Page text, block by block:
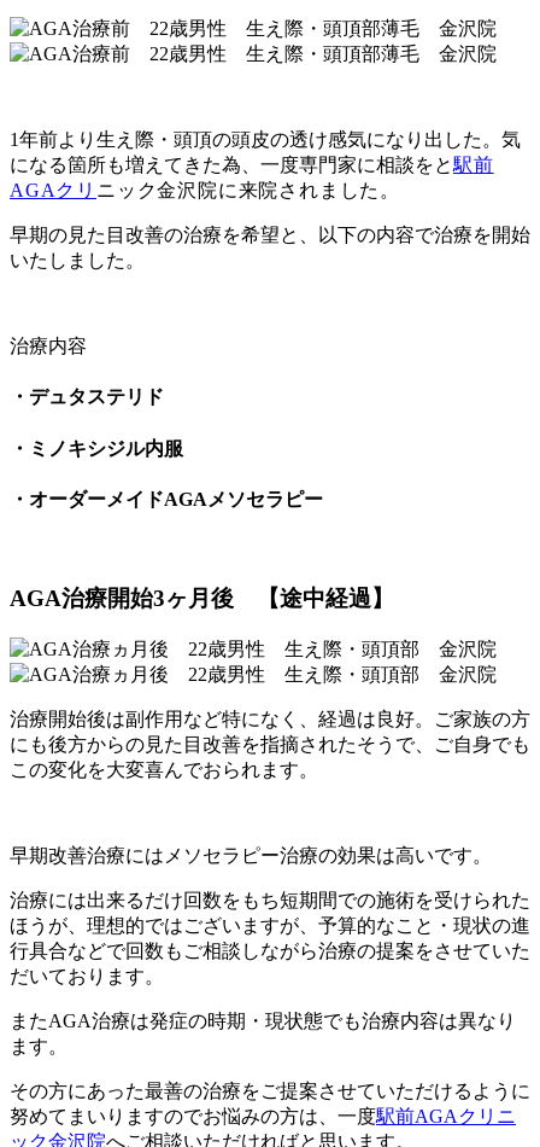
1年前より生え際・頭頂の頭皮の透け感気になり出した。気
になる箇所も増えてきた為、一度専門家に相談をと駅前
AGAクリ ニック金沢院に来院されました。
早期の見た目改善の治療を希望と、以下の内容で治療を開始
いたしました。
治療内容
・デュタステリド
・ミノキシジル内服
・オーダーメイドAGAメソセラピー
AGA治療開始3ヶ月後 【途中経過】
治療開始後は副作用など特になく、経過は良好。ご家族の方
にも後方からの見た目改善を指摘されたそうで、ご自身でも
この変化を大変喜んでおられます。
早期改善治療にはメソセラピー治療の効果は高いです。
治療には出来るだけ回数をもち短期間での施術を受けられた
ほうが、理想的ではございますが、予算的なこと・現状の進
行具合などで回数もご相談しながら治療の提案をさせていた
だいております。
またAGA治療は発症の時期・現状態でも治療内容は異なり
ます。
その方にあった最善の治療をご提案させていただけるように
努めてまいりますのでお悩みの方は、一度駅前AGAクリニ
ック金沢院へご相談いただければと思います。